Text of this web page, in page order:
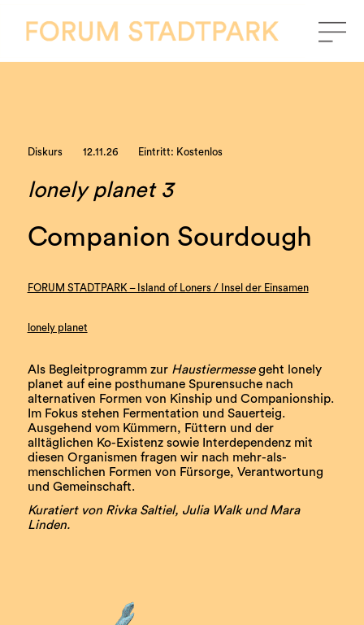
Diskurs 12.11.26 Eintritt: Kostenlos
lonely planet 3
Companion Sourdough
FORUM STADTPARK – Island of Loners / Insel der Einsamen
lonely planet
Als Begleitprogramm zur Haustiermessegeht lonely
planet auf eine posthumane Spurensuche nach
alternativen Formen von Kinship und Companionship.
Im Fokus stehen Fermentation und Sauerteig.
Ausgehend vom Kümmern, Füttern und der
alltäglichen Ko-Existenz sowie Interdependenz mit
diesen Organismen fragen wir nach mehr-als-
menschlichen Formen von Fürsorge, Verantwortung
und Gemeinschaft.
Kuratiert von Rivka Saltiel, Julia Walk und Mara
Linden.